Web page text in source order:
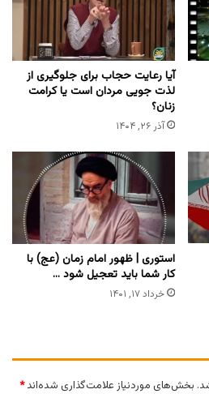
آیا رعایت حجاب برای جلوگیری از
لذت جویی مردان است یا کرامت
زنان؟
آذر ۲۶, ۱۴۰۴
استوری | ظهور امام زمان (عج) با
کار شما باید تعجیل شود …
خرداد ۱۷, ۱۴۰۱
بخش‌های موردنیاز علامت‌گذاری شده‌اند*